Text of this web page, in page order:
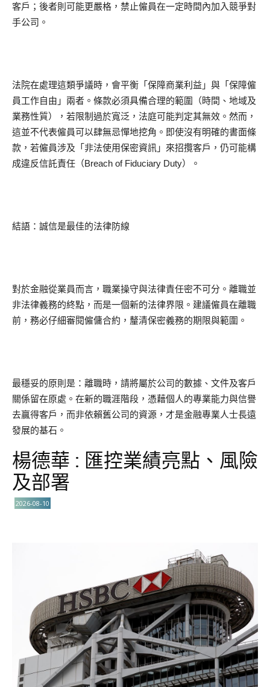
客戶；後者則可能更嚴格，禁止僱員在一定時間內加入競爭對
手公司。
法院在處理這類爭議時，會平衡「保障商業利益」與「保障僱
員工作自由」兩者。條款必須具備合理的範圍（時間、地域及
業務性質），若限制過於寬泛，法庭可能判定其無效。然而，
這並不代表僱員可以肆無忌憚地挖角。即使沒有明確的書面條
款，若僱員涉及「非法使用保密資訊」來招攬客戶，仍可能構
成違反信託責任（Breach of Fiduciary Duty）。
結語：誠信是最佳的法律防線
對於金融從業員而言，職業操守與法律責任密不可分。離職並
非法律義務的終點，而是一個新的法律界限。建議僱員在離職
前，務必仔細審閱僱傭合約，釐清保密義務的期限與範圍。
最穩妥的原則是：離職時，請將屬於公司的數據、文件及客戶
關係留在原處。在新的職涯階段，憑藉個人的專業能力與信譽
去贏得客戶，而非依賴舊公司的資源，才是金融專業人士長遠
發展的基石。
楊德華 : 匯控業績亮點、風險
及部署
2026-08-10